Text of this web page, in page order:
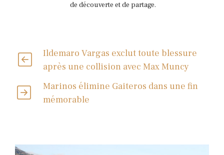
de découverte et de partage.
Ildemaro Vargas exclut toute blessure
après une collision avec Max Muncy
Marinos élimine Gaiteros dans une fin
mémorable